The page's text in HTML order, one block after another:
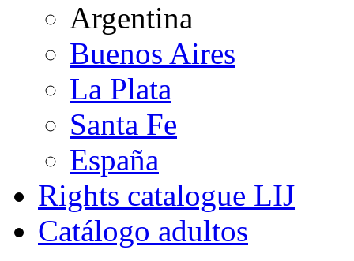
Argentina
Buenos Aires
La Plata
Santa Fe
España
Rights catalogue LIJ
Catálogo adultos